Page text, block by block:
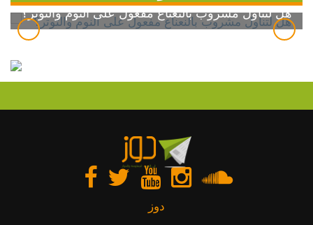
هل لتناول مشروب بالنعناع مفعول على النوم والتوتر؟
دوز